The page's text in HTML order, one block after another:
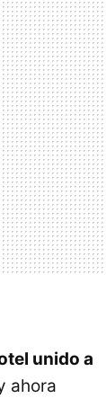
unido a
ahora